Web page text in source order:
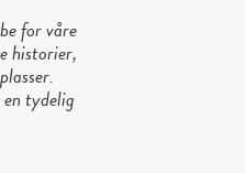
for våre
historier,
tydelig